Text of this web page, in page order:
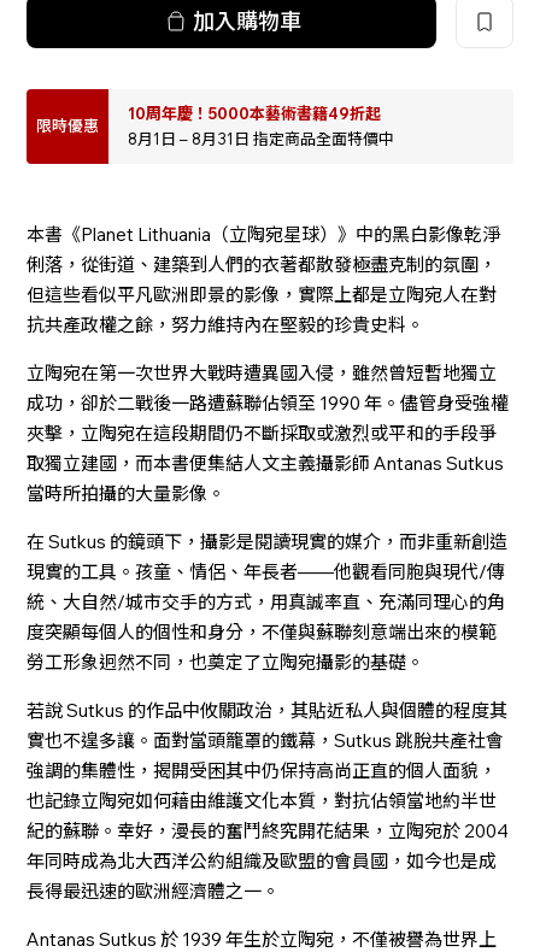
加入購物車
限時優惠
10周年慶！5000本藝術書籍49折起
8月1日 – 8月31日 指定商品全面特價中
本書《Planet Lithuania（立陶宛星球）》中的黑白影像乾淨
俐落，從街道、建築到人們的衣著都散發極盡克制的氛圍，
但這些看似平凡歐洲即景的影像，實際上都是立陶宛人在對
抗共產政權之餘，努力維持內在堅毅的珍貴史料。
立陶宛在第一次世界大戰時遭異國入侵，雖然曾短暫地獨立
成功，卻於二戰後一路遭蘇聯佔領至 1990 年。儘管身受強權
夾擊，立陶宛在這段期間仍不斷採取或激烈或平和的手段爭
取獨立建國，而本書便集結人文主義攝影師 Antanas Sutkus
當時所拍攝的大量影像。
在 Sutkus 的鏡頭下，攝影是閱讀現實的媒介，而非重新創造
現實的工具。孩童、情侶、年長者——他觀看同胞與現代/傳
統、大自然/城市交手的方式，用真誠率直、充滿同理心的角
度突顯每個人的個性和身分，不僅與蘇聯刻意端出來的模範
勞工形象迥然不同，也奠定了立陶宛攝影的基礎。
若說 Sutkus 的作品中攸關政治，其貼近私人與個體的程度其
實也不遑多讓。面對當頭籠罩的鐵幕，Sutkus 跳脫共產社會
強調的集體性，揭開受困其中仍保持高尚正直的個人面貌，
也記錄立陶宛如何藉由維護文化本質，對抗佔領當地約半世
紀的蘇聯。幸好，漫長的奮鬥終究開花結果，立陶宛於 2004
年同時成為北大西洋公約組織及歐盟的會員國，如今也是成
長得最迅速的歐洲經濟體之一。
Antanas Sutkus 於 1939 年生於立陶宛，不僅被譽為世界上